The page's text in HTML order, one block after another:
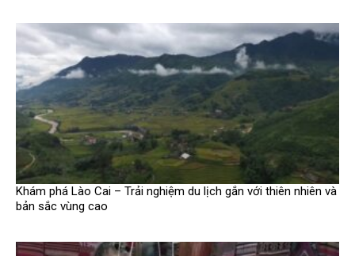
Khám phá Lào Cai – Trải nghiệm du lịch gắn với thiên nhiên và
bản sắc vùng cao